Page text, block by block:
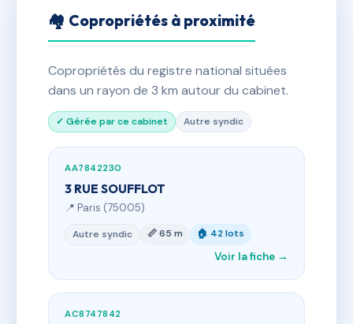
🏘 Copropriétés à proximité
Copropriétés du registre national situées
dans un rayon de 3 km autour du cabinet.
✓ Gérée par ce cabinet Autre syndic
AA7842230
3 RUE SOUFFLOT
📍 Paris (75005)
Autre syndic 📏 65 m 🏠 42 lots
Voir la fiche →
AC8747842